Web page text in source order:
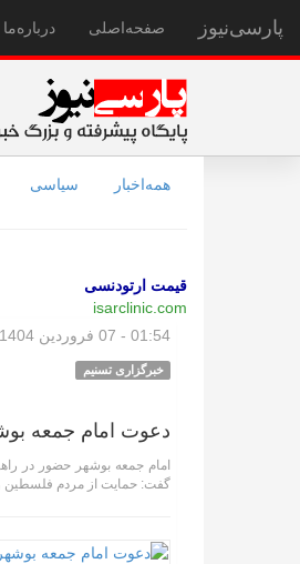
پارسی‌نیوز صفحه‌اصلی درباره‌ما
همه‌اخبار سیاسی
قیمت ارتودنسی
isarclinic.com
01:54 - 07 فروردین 1404
خبرگزاری تسنیم
دعوت امام جمعه
امام جمعه بوشهر حضور در
گفت: حمایت از مردم فلسطین